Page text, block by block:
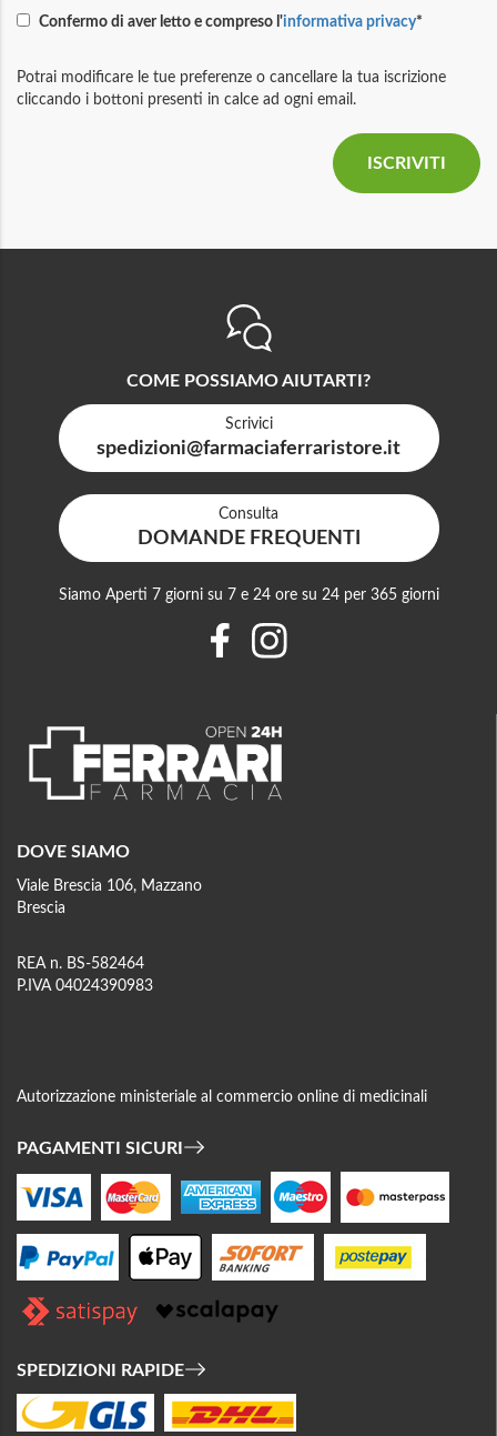
Confermo di aver letto e compreso l'informativa privacy*
Potrai modificare le tue preferenze o cancellare la tua iscrizione
cliccando i bottoni presenti in calce ad ogni email.
DOVE SIAMO
Viale Brescia 106, Mazzano
Brescia
REA n. BS-582464
P.IVA 04024390983
Autorizzazione ministeriale al commercio online di medicinali
PAGAMENTI SICURI
SPEDIZIONI RAPIDE
COME POSSIAMO AIUTARTI?
Scrivici
spedizioni@farmaciaferraristore.it
Consulta
DOMANDE FREQUENTI
Siamo Aperti 7 giorni su 7 e 24 ore su 24 per 365 giorni